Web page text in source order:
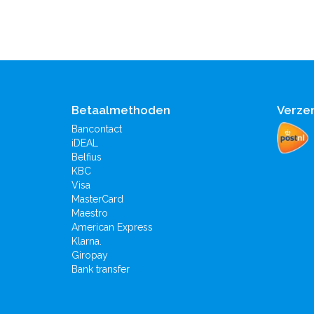
Betaalmethoden
Bancontact
iDEAL
Belfius
KBC
Visa
MasterCard
Maestro
American Express
Klarna.
Giropay
Bank transfer